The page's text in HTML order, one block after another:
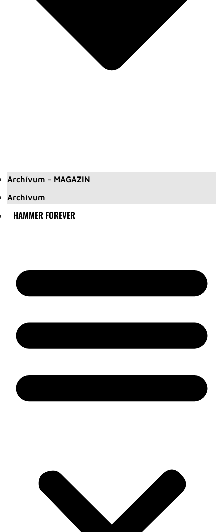
Archívum – MAGAZIN
Archívum
HAMMER FOREVER